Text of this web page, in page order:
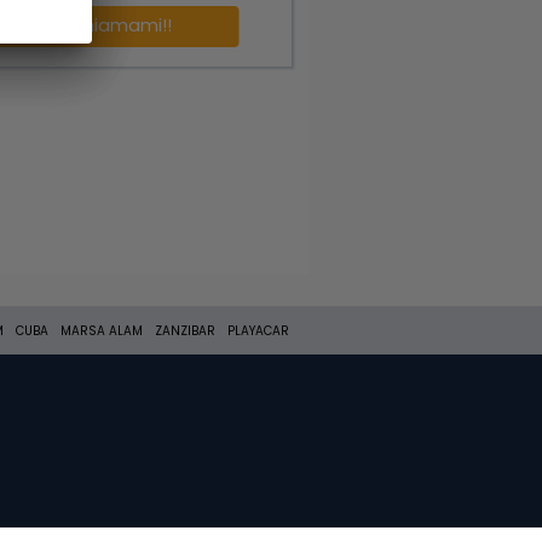
Richiamami!!
CUBA MARSA ALAM ZANZIBAR PLAYACAR